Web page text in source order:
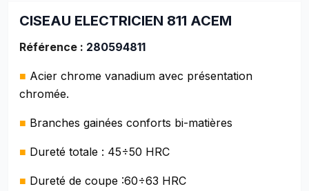
CISEAU ELECTRICIEN 811 ACEM
Référence : 280594811
■ Acier chrome vanadium avec présentation
chromée.
■ Branches gainées conforts bi-matières
■ Dureté totale : 45÷50 HRC
■ Dureté de coupe :60÷63 HRC